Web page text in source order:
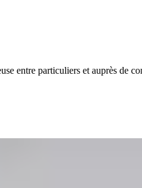
entre particuliers et auprès de